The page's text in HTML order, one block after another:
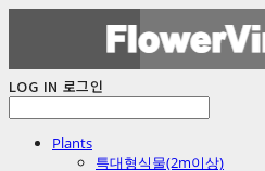
LOG IN 로그인
Plants
특대형식물(2m이상)